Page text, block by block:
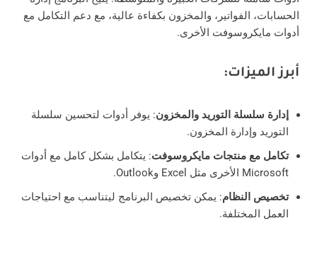
الحسابات، الفواتير، والمخزون بكفاءة عالية، مع دعم التكامل مع
أدوات مايكروسوفت الأخرى.
أبرز الميزات:
إدارة سلسلة التوريد والمخزون: يوفر أدوات لتحسين سلسلة
التوريد وإدارة المخزون.
تكامل مع منتجات مايكروسوفت: يتكامل بشكل كامل مع أدوات
Microsoft الأخرى مثل Excel وOutlook.
تخصيص النظام: يمكن تخصيص البرنامج ليتناسب مع احتياجات
العمل المختلفة.